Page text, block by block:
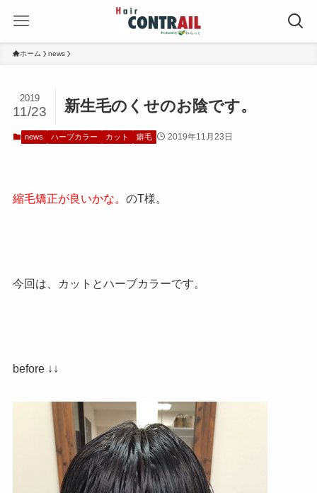
ホーム news
新生毛のくせのお陰です。
2019
11/23
news ハーブカラー カット 癖毛 2019年11月23日
縮毛矯正が良いかな。 のT様。
今回は、カットとハーブカラーです。
before ↓↓